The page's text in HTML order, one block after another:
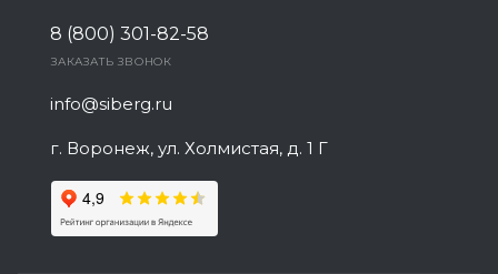
8 (800) 301-82-58
ЗАКАЗАТЬ ЗВОНОК
info@siberg.ru
г. Воронеж, ул. Холмистая, д. 1 Г